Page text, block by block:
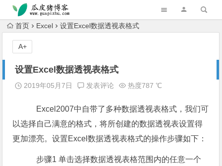
跳转到主内容
首页 Excel 设置Excel数据透视表格式
设置Excel数据透视表格式
2019年05月7日 发表评论 热度787 ℃
Excel2007中自带了多种数据透视表格式，我们可
以选择自己满意的格式，将所创建的数据透视表设置得
更加漂亮。设置Excel数据透视表格式的操作步骤如下：
步骤1 单击选择数据透视表格范围内的任意一个
A+